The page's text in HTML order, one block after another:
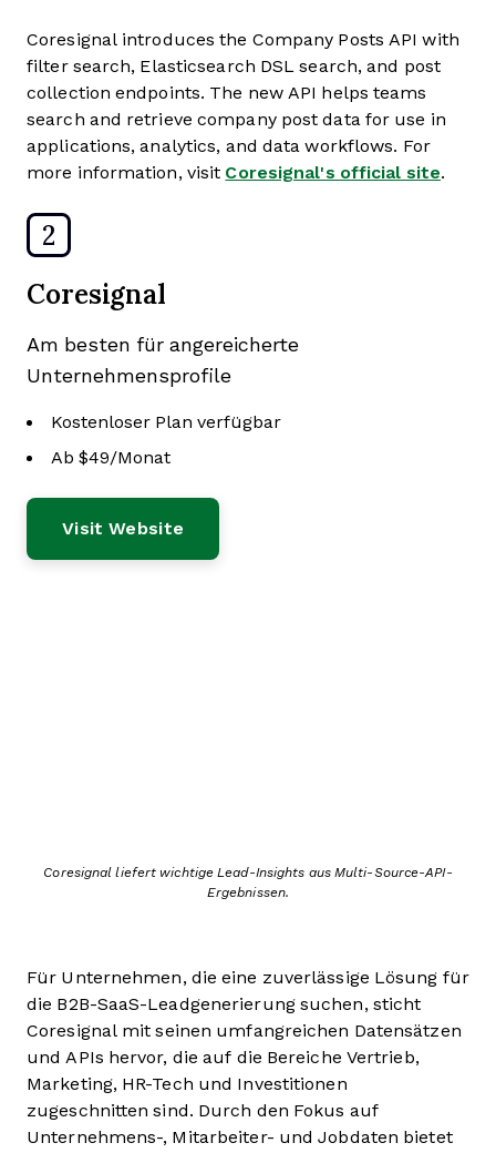
2
Coresignal
Am besten für angereicherte
Unternehmensprofile
Kostenloser Plan verfügbar
Ab $49/Monat
Visit Website
Coresignal liefert wichtige Lead-Insights aus Multi-Source-API-
Ergebnissen.
Für Unternehmen, die eine zuverlässige Lösung für
die B2B-SaaS-Leadgenerierung suchen, sticht
Coresignal mit seinen umfangreichen Datensätzen
und APIs hervor, die auf die Bereiche Vertrieb,
Marketing, HR-Tech und Investitionen
zugeschnitten sind. Durch den Fokus auf
Unternehmens-, Mitarbeiter- und Jobdaten bietet
Coresignal introduces the Company Posts API with
filter search, Elasticsearch DSL search, and post
collection endpoints. The new API helps teams
search and retrieve company post data for use in
applications, analytics, and data workflows. For
more information, visit Coresignal's official site.